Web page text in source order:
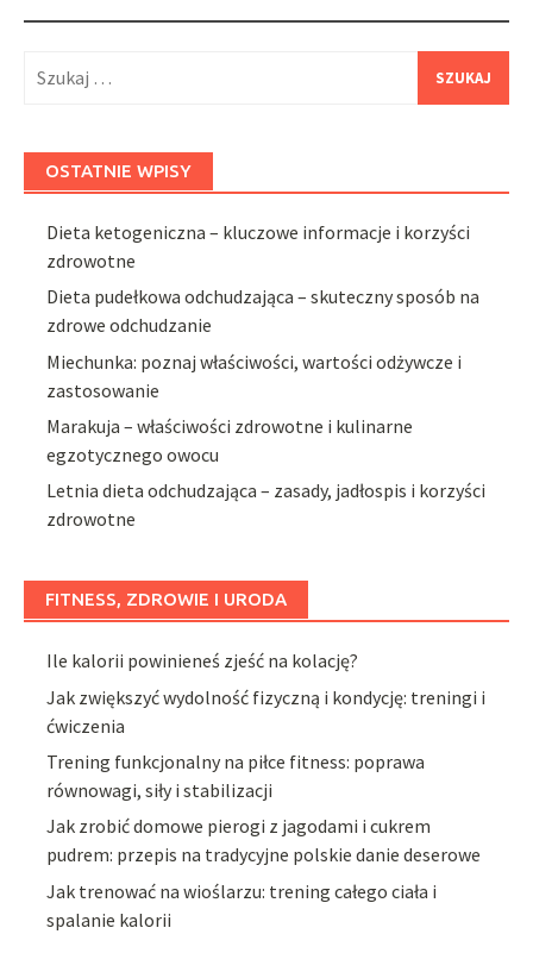
OSTATNIE WPISY
Dieta ketogeniczna – kluczowe informacje i korzyści
zdrowotne
Dieta pudełkowa odchudzająca – skuteczny sposób na
zdrowe odchudzanie
Miechunka: poznaj właściwości, wartości odżywcze i
zastosowanie
Marakuja – właściwości zdrowotne i kulinarne
egzotycznego owocu
Letnia dieta odchudzająca – zasady, jadłospis i korzyści
zdrowotne
FITNESS, ZDROWIE I URODA
Ile kalorii powinieneś zjeść na kolację?
Jak zwiększyć wydolność fizyczną i kondycję: treningi i
ćwiczenia
Trening funkcjonalny na piłce fitness: poprawa
równowagi, siły i stabilizacji
Jak zrobić domowe pierogi z jagodami i cukrem
pudrem: przepis na tradycyjne polskie danie deserowe
Jak trenować na wioślarzu: trening całego ciała i
spalanie kalorii